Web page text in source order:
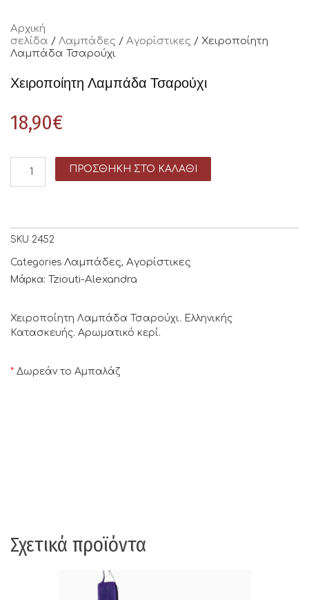
Αρχική
σελίδα / Λαμπάδες / Αγορίστικες / Χειροποίητη
Λαμπάδα Τσαρούχι
Χειροποίητη Λαμπάδα Τσαρούχι
18,90€
ΠΡΟΣΘΉΚΗ ΣΤΟ ΚΑΛΆΘΙ
SKU 2452
Categories Λαμπάδες, Αγορίστικες
Μάρκα: Tziouti-Alexandra
Χειροποίητη Λαμπάδα Τσαρούχι. Ελληνικής
Κατασκευής. Αρωματικό κερί.
* Δωρεάν το Αμπαλάζ
Σχετικά προϊόντα